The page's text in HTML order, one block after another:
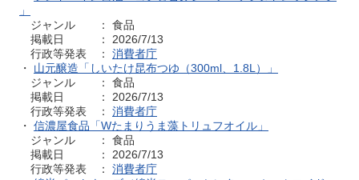
」
ジャンル ： 食品
掲載日 ： 2026/7/13
行政等発表 ： 消費者庁
・ 山元醸造「しいたけ昆布つゆ（300ml、1.8L）」
ジャンル ： 食品
掲載日 ： 2026/7/13
行政等発表 ： 消費者庁
・ 信濃屋食品「Wたまりうま藻トリュフオイル」
ジャンル ： 食品
掲載日 ： 2026/7/13
行政等発表 ： 消費者庁